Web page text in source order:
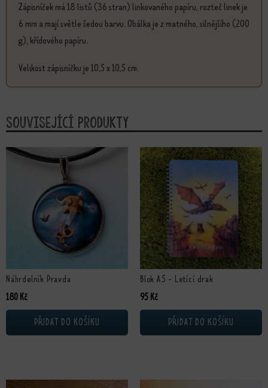
Zápisníček má 18 listů (36 stran) linkovaného papíru, rozteč linek je
6 mm a mají světle šedou barvu. Obálka je z matného, silnějšího (200
g), křídového papíru.
Velikost zápisníčku je 10,5 x 10,5 cm.
Související produkty
Náhrdelník Pravda
180 Kč
PŘIDAT DO KOŠÍKU
Blok A5 - Letící drak
95 Kč
PŘIDAT DO KOŠÍKU